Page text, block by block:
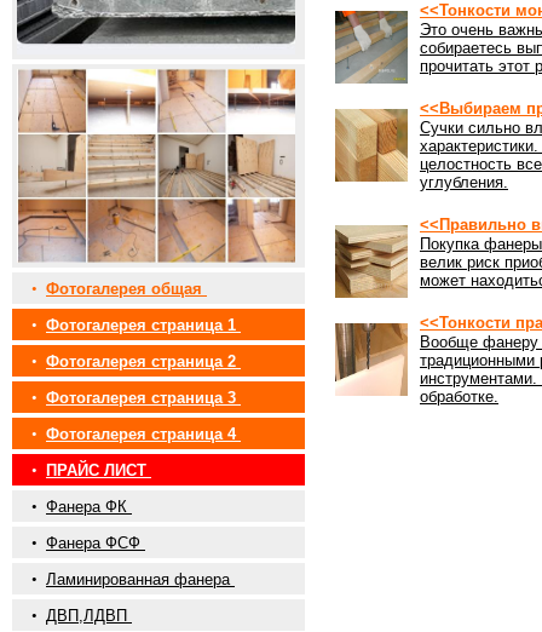
• Фотогалерея общая
• Фотогалерея страница 1
• Фотогалерея страница 2
• Фотогалерея страница 3
• Фотогалерея страница 4
•
ПРАЙС ЛИСТ
• Фанера ФК
• Фанера ФСФ
• Ламинированная фанера
• ДВП,ЛДВП
<<Тонкости
Это очень
собираетесь
прочитать этот
<<Выбираем
Сучки сильно
целостность
углубления.
<<Правильно
Покупка
велик риск
может
<<Тонкости
Вообще фанеру
традиционными
обработке.